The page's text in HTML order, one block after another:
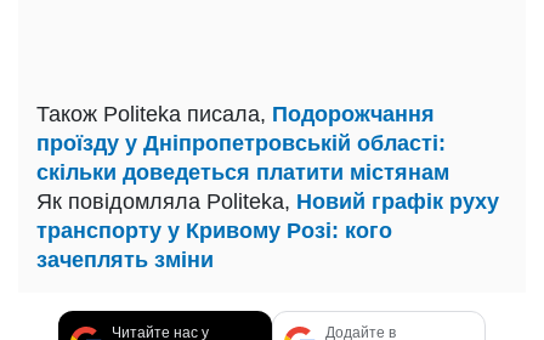
Також Politeka писала, Подорожчання
проїзду у Дніпропетровській області:
скільки доведеться платити містянам
Як повідомляла Politeka, Новий графік руху
транспорту у Кривому Розі: кого
зачеплять зміни
Читайте нас у Додайте в